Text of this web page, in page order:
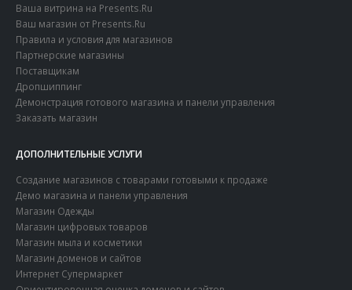
Ваша витрина на Presents.Ru
Ваш магазин от Presents.Ru
Правила и условия для магазинов
Партнерские магазины
Поставщикам
Дропшиппинг
Демонстрация готового магазина и панели управления
Заказать магазин
ДОПОЛНИТЕЛЬНЫЕ УСЛУГИ
Создание магазинов с товарами готовыми к продаже
Демо магазина и панели управления
Магазин Одежды
Магазин цифровых товаров
Магазин мыла и косметики
Магазин доменов и сайтов
Интернет Супермаркет